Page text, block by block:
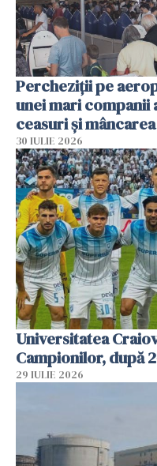
Percheziții pe
unei mari
ceasuri și
30 IULIE 2026
Universitatea
Campionilor, după
29 IULIE 2026